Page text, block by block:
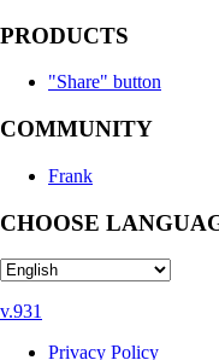
PRODUCTS
"Share" button
COMMUNITY
Frank
CHOOSE
v.931
Privacy Policy